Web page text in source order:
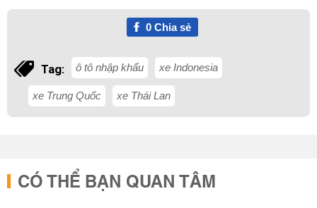
0Chia sẻ
Tag: ô tô nhập khẩu xe Indonesia
xe Trung Quốc xe Thái Lan
CÓ THỂ BẠN QUAN TÂM